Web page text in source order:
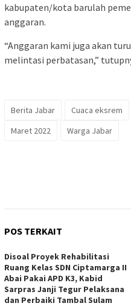
kabupaten/kota barulah
anggaran.
“Anggaran kami juga akan
melintasi perbatasan,”
Berita Jabar Cuaca eksrem
Maret 2022
Warga Jabar
POS TERKAIT
Disoal Proyek Rehabilitasi
Ruang Kelas SDN Ciptamarga II
Abai Pakai APD K3, Kabid
Sarpras Janji Tegur Pelaksana
dan Perbaiki Tambal Sulam